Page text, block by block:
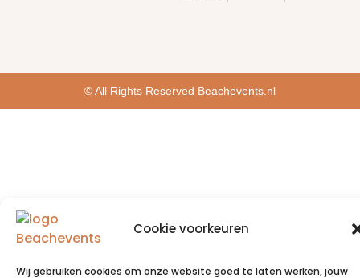
Cookie voorkeuren
Wij gebruiken cookies om onze website goed te laten werken, jouw
© All Rights Reserved Beachevents.nl